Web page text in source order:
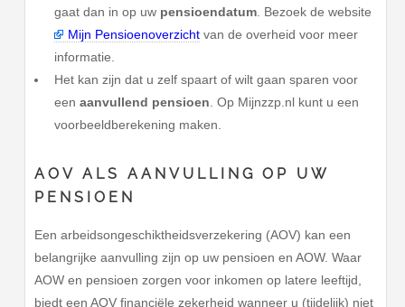
gaat dan in op uw pensioendatum. Bezoek de website
Mijn Pensioenoverzichtvan de overheid voor meer
informatie.
Het kan zijn dat u zelf spaart of wilt gaan sparen voor
een aanvullend pensioen. Op Mijnzzp.nl kunt u een
voorbeeldberekening maken.
AOV ALS AANVULLING OP UW
PENSIOEN
Een arbeidsongeschiktheidsverzekering (AOV) kan een
belangrijke aanvulling zijn op uw pensioen en AOW. Waar
AOW en pensioen zorgen voor inkomen op latere leeftijd,
biedt een AOV financiële zekerheid wanneer u (tijdelijk) niet